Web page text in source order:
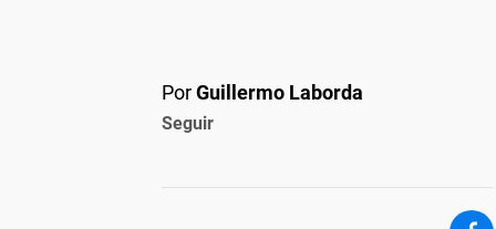
PorGuillermo Laborda
Seguir